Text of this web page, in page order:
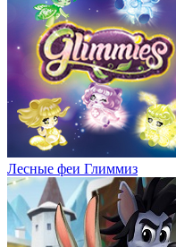
Лесные феи Глиммиз